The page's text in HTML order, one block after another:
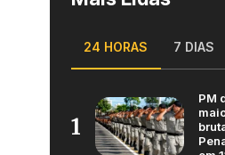
24 HORAS 7 DIAS
1
PM